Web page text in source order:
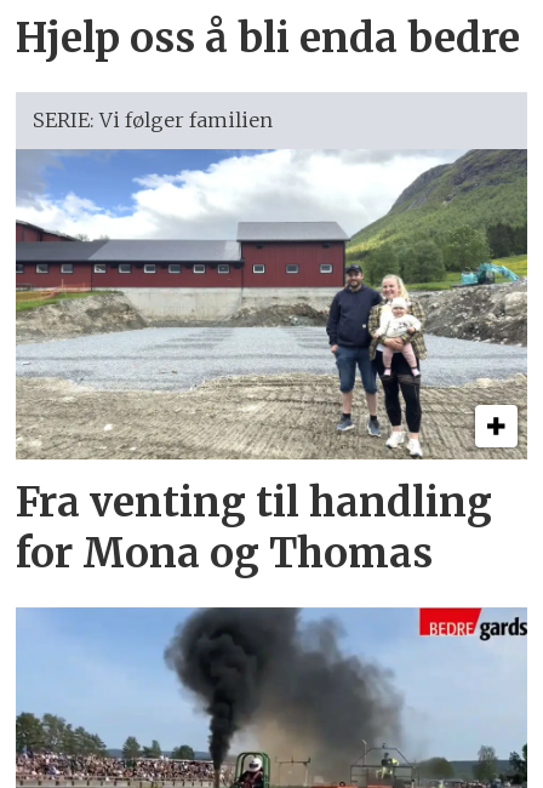
Hjelp oss å bli enda bedre
SERIE: Vi følger familien
Fra venting til handling
for Mona og Thomas